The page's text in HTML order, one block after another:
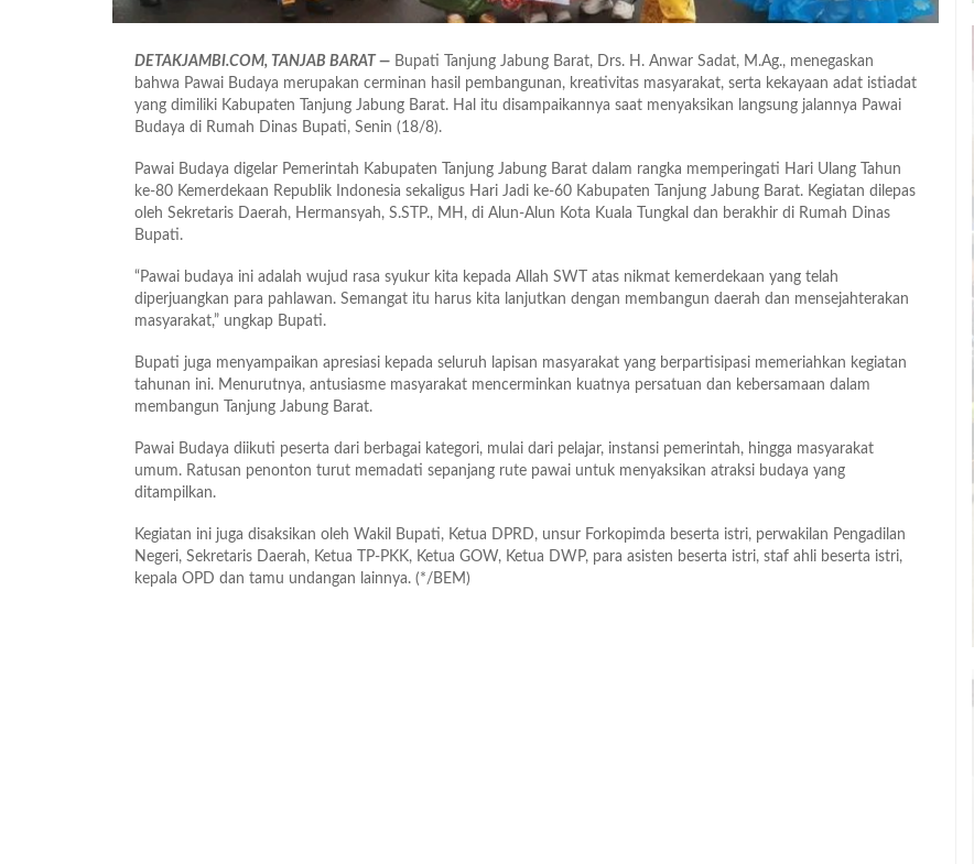
DETAKJAMBI.COM, TANJAB BARAT — Bupati Tanjung Jabung Barat, Drs. H. Anwar Sadat, M.Ag., menegaskan
bahwa Pawai Budaya merupakan cerminan hasil pembangunan, kreativitas masyarakat, serta kekayaan adat istiadat
yang dimiliki Kabupaten Tanjung Jabung Barat. Hal itu disampaikannya saat menyaksikan langsung jalannya Pawai
Budaya di Rumah Dinas Bupati, Senin (18/8).
Pawai Budaya digelar Pemerintah Kabupaten Tanjung Jabung Barat dalam rangka memperingati Hari Ulang Tahun
ke-80 Kemerdekaan Republik Indonesia sekaligus Hari Jadi ke-60 Kabupaten Tanjung Jabung Barat. Kegiatan dilepas
oleh Sekretaris Daerah, Hermansyah, S.STP., MH, di Alun-Alun Kota Kuala Tungkal dan berakhir di Rumah Dinas
Bupati.
“Pawai budaya ini adalah wujud rasa syukur kita kepada Allah SWT atas nikmat kemerdekaan yang telah
diperjuangkan para pahlawan. Semangat itu harus kita lanjutkan dengan membangun daerah dan mensejahterakan
masyarakat,” ungkap Bupati.
Bupati juga menyampaikan apresiasi kepada seluruh lapisan masyarakat yang berpartisipasi memeriahkan kegiatan
tahunan ini. Menurutnya, antusiasme masyarakat mencerminkan kuatnya persatuan dan kebersamaan dalam
membangun Tanjung Jabung Barat.
Pawai Budaya diikuti peserta dari berbagai kategori, mulai dari pelajar, instansi pemerintah, hingga masyarakat
umum. Ratusan penonton turut memadati sepanjang rute pawai untuk menyaksikan atraksi budaya yang
ditampilkan.
Kegiatan ini juga disaksikan oleh Wakil Bupati, Ketua DPRD, unsur Forkopimda beserta istri, perwakilan Pengadilan
Negeri, Sekretaris Daerah, Ketua TP-PKK, Ketua GOW, Ketua DWP, para asisten beserta istri, staf ahli beserta istri,
kepala OPD dan tamu undangan lainnya. (*/BEM)